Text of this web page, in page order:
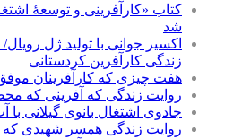
کتاب «کارآفرینی و توسعۀ
شد
اکسیر جوانی با تولید ژل
زندگی کارآفرین کردستانی
هفت چیزی که کارآفرینان موفق
روایت زندگی که آفرینی که
جادوی اشتغال بانوی گیلانی
روایت زندگی همسر شهیدی که